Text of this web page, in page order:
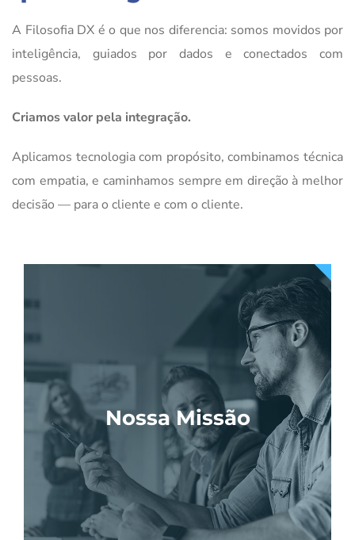
A Filosofia DX é o que nos diferencia: somos movidos por
inteligência, guiados por dados e conectados com
pessoas.
Criamos valor pela integração.
Aplicamos tecnologia com propósito, combinamos técnica
com empatia, e caminhamos sempre em direção à melhor
decisão — para o cliente e com o cliente.
Nossa Missão